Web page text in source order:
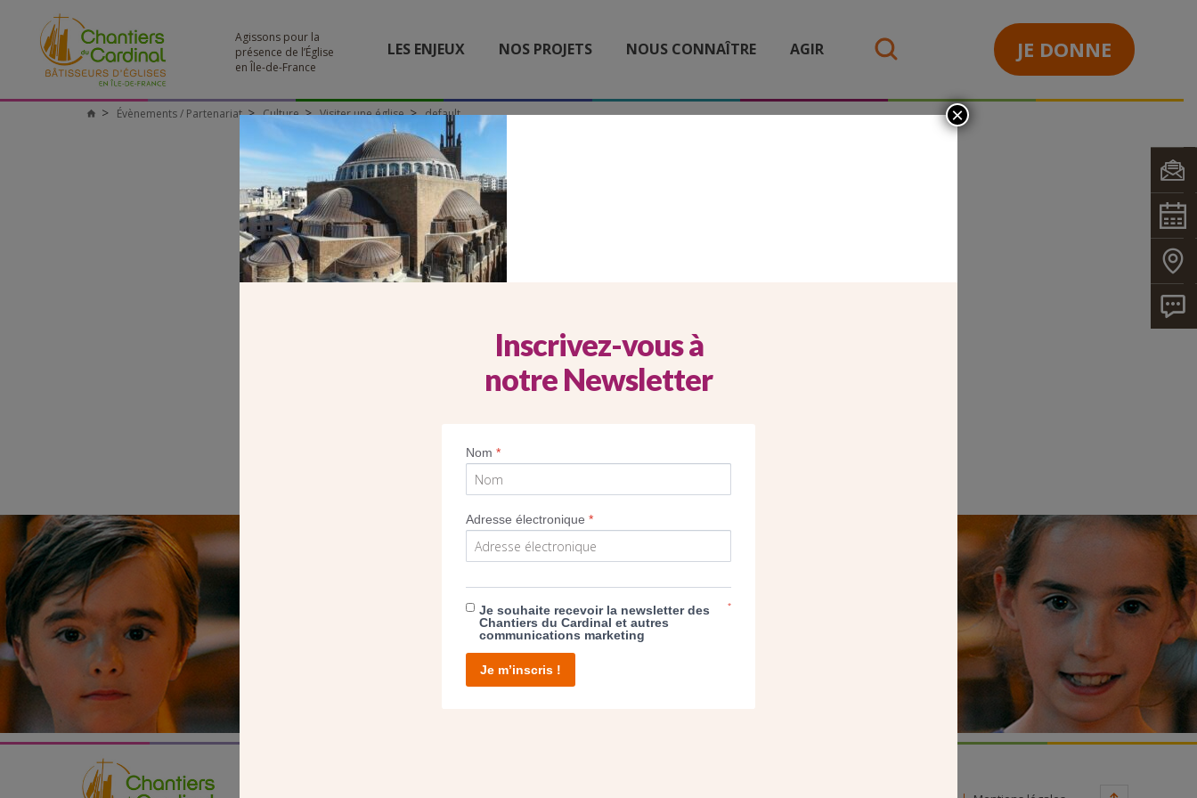
Agissons pour la
présence de l’Église
en Île-de-France
LES ENJEUX NOS PROJETS NOUS CONNAÎTRE AGIR JE DONNE
Chantiers
Évènements / Partenariat Culture Visiter une église default
SEUL VOTRE DON
NOUS PERMET D’AGIR
Inscrivez-vous à
notre Newsletter
Nom*
Adresse électronique*
Je souhaite recevoir la newsletter des
Chantiers du Cardinal et autres
communications marketing
*
Je m’inscris !
×